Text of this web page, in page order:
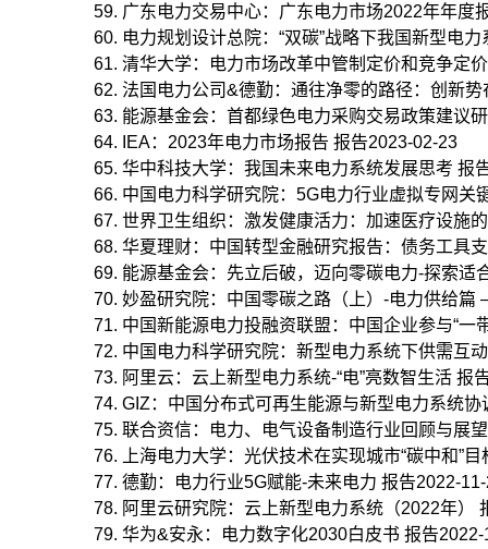
广东电力交易中心：广东电力市场2022年年度
电力规划设计总院：“双碳”战略下我国新型电
清华大学：电力市场改革中管制定价和竞争定
法国电力公司&德勤：通往净零的路径：创新
能源基金会：首都绿色电力采购交易政策建议
IEA：2023年电力市场报告 报告2023-02-23
华中科技大学：我国未来电力系统发展思考 报
中国电力科学研究院：5G电力行业虚拟专网关
世界卫生组织：激发健康活力：加速医疗设施
华夏理财：中国转型金融研究报告：债务工具
能源基金会：先立后破，迈向零碳电力-探索
妙盈研究院：中国零碳之路（上）-电力供给
中国新能源电力投融资联盟：中国企业参与“
中国电力科学研究院：新型电力系统下供需互
阿里云：云上新型电力系统-“电”亮数智生活 报
GIZ：中国分布式可再生能源与新型电力系统
联合资信：电力、电气设备制造行业回顾与展
上海电力大学：光伏技术在实现城市“碳中和”
德勤：电力行业5G赋能-未来电力 报告2022-
阿里云研究院：云上新型电力系统（2022年）
华为&安永：电力数字化2030白皮书 报告2022-